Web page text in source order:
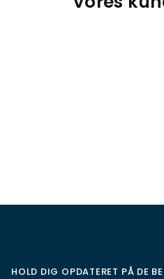
HOLD DIG OPDATERET PÅ DE